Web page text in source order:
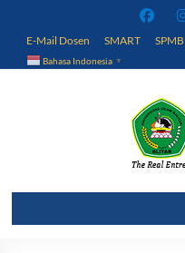
contentE-Mail Dosen SMART SPMB
Bahasa Indonesia ▼